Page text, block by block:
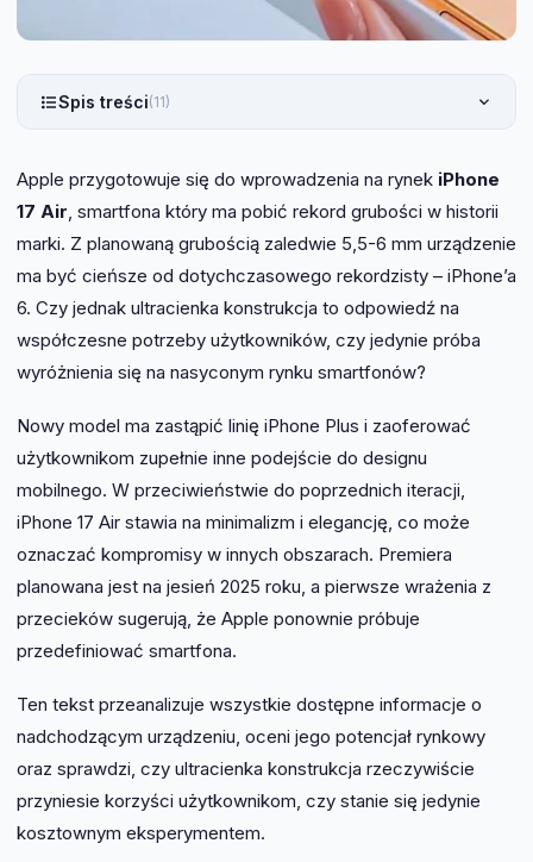
Spis treści(11)
Apple przygotowuje się do wprowadzenia na rynek iPhone
17 Air, smartfona który ma pobić rekord grubości w historii
marki. Z planowaną grubością zaledwie 5,5-6 mm urządzenie
ma być cieńsze od dotychczasowego rekordzisty – iPhone’a
6. Czy jednak ultracienka konstrukcja to odpowiedź na
współczesne potrzeby użytkowników, czy jedynie próba
wyróżnienia się na nasyconym rynku smartfonów?
Nowy model ma zastąpić linię iPhone Plus i zaoferować
użytkownikom zupełnie inne podejście do designu
mobilnego. W przeciwieństwie do poprzednich iteracji,
iPhone 17 Air stawia na minimalizm i elegancję, co może
oznaczać kompromisy w innych obszarach. Premiera
planowana jest na jesień 2025 roku, a pierwsze wrażenia z
przecieków sugerują, że Apple ponownie próbuje
przedefiniować smartfona.
Ten tekst przeanalizuje wszystkie dostępne informacje o
nadchodzącym urządzeniu, oceni jego potencjał rynkowy
oraz sprawdzi, czy ultracienka konstrukcja rzeczywiście
przyniesie korzyści użytkownikom, czy stanie się jedynie
kosztownym eksperymentem.